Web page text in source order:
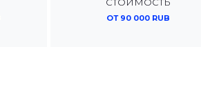
ОТ 90 000 RUB